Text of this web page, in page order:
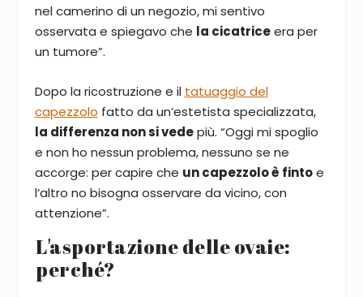
nel camerino di un negozio, mi sentivo
osservata e spiegavo che la cicatriceera per
un tumore”.
Dopo la ricostruzione e il tatuaggio del
capezzolo fatto da un’estetista specializzata,
la differenza non si vedepiù. “Oggi mi spoglio
e non ho nessun problema, nessuno se ne
accorge: per capire che un capezzolo è fintoe
l’altro no bisogna osservare da vicino, con
attenzione”.
L'asportazione delle ovaie:
perché?